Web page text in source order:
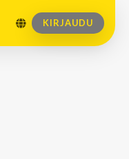
KIRJAUDU